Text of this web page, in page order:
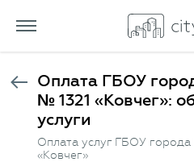
Оплата ГБОУ
№ 1321 «Ковчег»:
услуги
Оплата услуг ГБОУ
«Ковчег»